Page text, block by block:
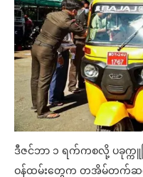
ဒီဇင်ဘာ ၁ ရက်ကစလို့ ပခုက္
ဝန်ထမ်းတွေက တအိမ်တက်ဆင်း